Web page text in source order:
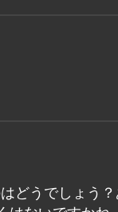
どうでしょう